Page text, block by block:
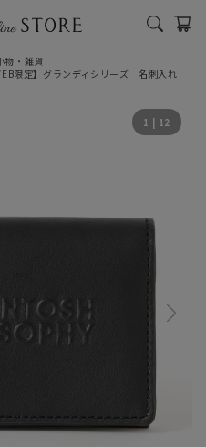
物・雑貨
限定】グランディシリーズ 名刺入れ
1 | 12